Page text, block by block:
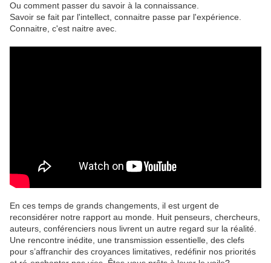
Ou comment passer du savoir à la connaissance.
Savoir se fait par l'intellect, connaitre passe par l'expérience.
Connaitre, c'est naitre avec.
En ces temps de grands changements, il est urgent de
reconsidérer notre rapport au monde. Huit penseurs, chercheurs,
auteurs, conférenciers nous livrent un autre regard sur la réalité.
Une rencontre inédite, une transmission essentielle, des clefs
pour s’affranchir des croyances limitatives, redéfinir nos priorités